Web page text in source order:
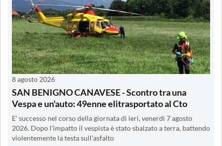
8 agosto 2026
SAN BENIGNO CANAVESE - Scontro tra una
Vespa e un'auto: 49enne elitrasportato al Cto
E' successo nel corso della giornata di ieri, venerdì 7 agosto
2026. Dopo l'impatto il vespista è stato sbalzato a terra, battendo
violentemente la testa sull'asfalto